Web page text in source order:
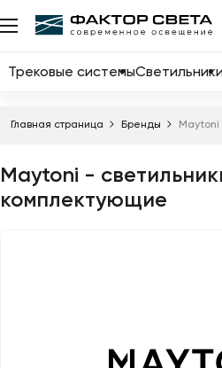
Трековые системыСветильники
Главная страница Бренды Maytoni
Maytoni -
комплектующие
Назад
Каталог
Люстры
Бра